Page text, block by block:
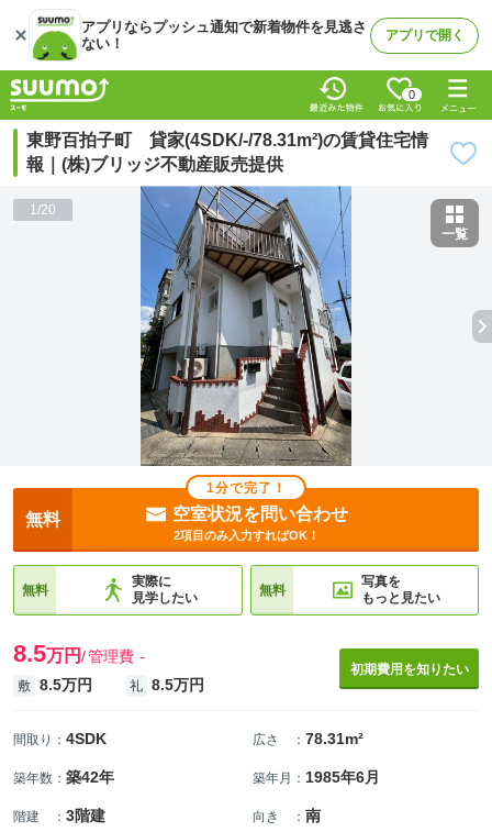
アプリならプッシュ通知で新着物件を見逃さ
ない！
アプリで開く
0
東野百拍子町 貸家(4SDK/-/78.31m²)の賃貸住宅情
報｜(株)ブリッジ不動産販売提供
1/20
一覧
1分で完了！
無料 空室状況を問い合わせ
2項目のみ入力すればOK！
無料
実際に
見学したい
無料
写真を
もっと見たい
8.5万円 管理費 -
敷 8.5万円 礼 8.5万円
初期費用を知りたい
間取り ： 4SDK 広さ ： 78.31m²
築年数 ： 築42年 築年月 ： 1985年6月
階建 ： 3階建 向き ： 南